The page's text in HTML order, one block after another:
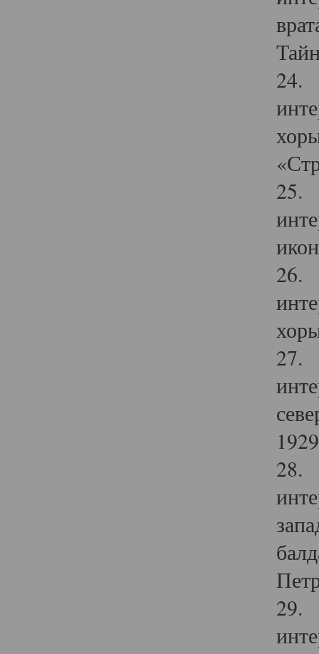
24.
25.
26.
27.
28.
29.